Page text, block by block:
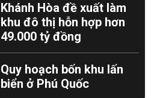
Khánh Hòa đề xuất làm
khu đô thị hỗn hợp hơn
49.000 tỷ đồng
Quy hoạch bốn khu lấn
biển ở Phú Quốc